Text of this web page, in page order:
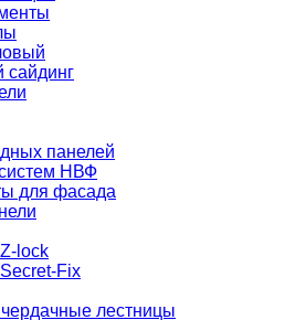
сайдинг
панелей
НВФ
для фасада
lock
Fix
лестницы